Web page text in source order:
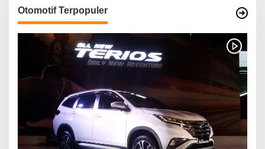
Otomotif Terpopuler